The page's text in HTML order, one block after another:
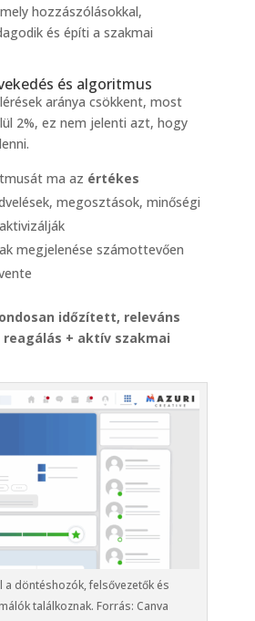
hozzászólásokkal,
és építi a szakmai
és algoritmus
aránya csökkent, most
2%, ez nem jelenti azt, hogy
ma az értékes
megosztások, minőségi
megjelenése számottevően
időzített, releváns
+ aktív szakmai
a döntéshozók, felsővezetők és
találkoznak. Forrás: Canva